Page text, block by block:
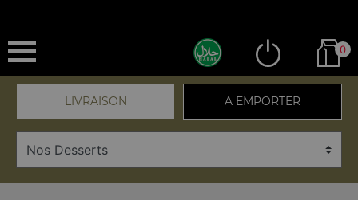
0
LIVRAISON A EMPORTER